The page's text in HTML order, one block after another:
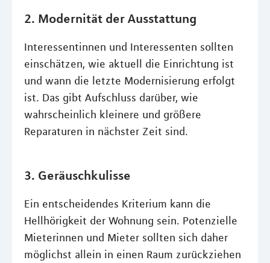
2. Modernität der Ausstattung
Interessentinnen und Interessenten sollten
einschätzen, wie aktuell die Einrichtung ist
und wann die letzte Modernisierung erfolgt
ist. Das gibt Aufschluss darüber, wie
wahrscheinlich kleinere und größere
Reparaturen in nächster Zeit sind.
3. Geräuschkulisse
Ein entscheidendes Kriterium kann die
Hellhörigkeit der Wohnung sein. Potenzielle
Mieterinnen und Mieter sollten sich daher
möglichst allein in einen Raum zurückziehen